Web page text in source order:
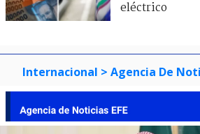
eléctrico
Internacional > Agencia De